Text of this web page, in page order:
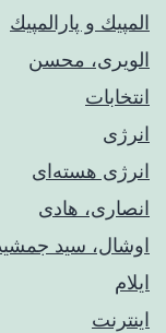
المپيك و پارالمپيك
الویری، محسن
انتخابات
انرژی
انرژی هسته‌ای
انصاری، هادی
اوشال، سید
ایلام
اینترنت